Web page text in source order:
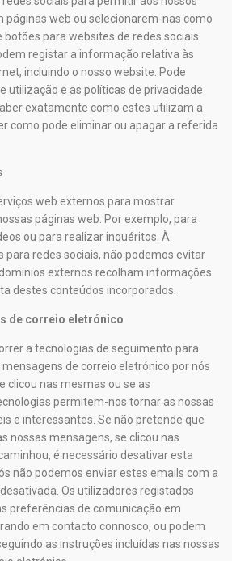
web ou selecionarem-nas como
para websites de redes sociais
registar a informação relativa às
incluindo o nosso website. Pode
utilização e as políticas de privacidade
exatamente como estes utilizam a
como pode eliminar ou apagar a referida
web externos para mostrar
páginas web. Por exemplo, para
ou para realizar inquéritos. À
para redes sociais, não podemos evitar
externos recolham informações
destes conteúdos incorporados.
de correio eletrónico
a tecnologias de seguimento para
de correio eletrónico por nós
clicou nas mesmas ou se as
permitem-nos tornar as nossas
e interessantes. Se não pretende que
nossas mensagens, se clicou nas
é necessário desativar esta
não podemos enviar estes emails com a
Os utilizadores registados
preferências de comunicação em
em contacto connosco, ou podem
as instruções incluídas nas nossas